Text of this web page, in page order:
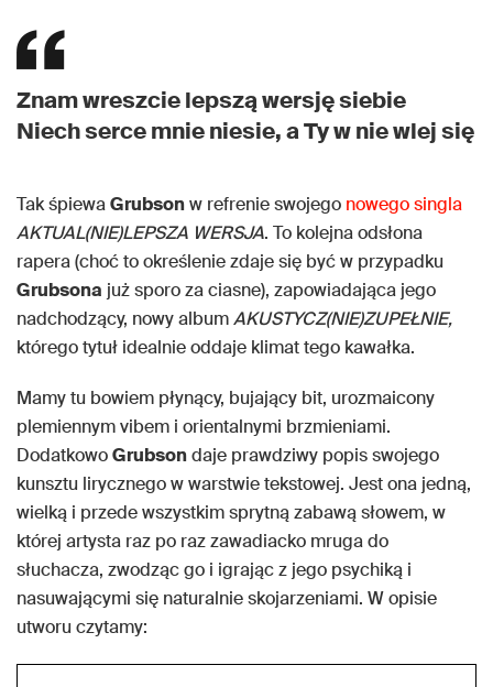
Znam wreszcie lepszą wersję siebie
Niech serce mnie niesie, a Ty w nie wlej się
Tak śpiewaGrubsonw refrenie swojego nowego singla
AKTUAL(NIE)LEPSZA WERSJA. To kolejna odsłona
rapera (choć to określenie zdaje się być w przypadku
Grubsona już sporo za ciasne), zapowiadająca jego
nadchodzący, nowy albumAKUSTYCZ(NIE)ZUPEŁNIE,
którego tytuł idealnie oddaje klimat tego kawałka.
Mamy tu bowiem płynący, bujający bit, urozmaicony
plemiennym vibem i orientalnymi brzmieniami.
DodatkowoGrubsondaje prawdziwy popis swojego
kunsztu lirycznego w warstwie tekstowej. Jest ona jedną,
wielką i przede wszystkim sprytną zabawą słowem, w
której artysta raz po raz zawadiacko mruga do
słuchacza, zwodząc go i igrając z jego psychiką i
nasuwającymi się naturalnie skojarzeniami. W opisie
utworu czytamy: